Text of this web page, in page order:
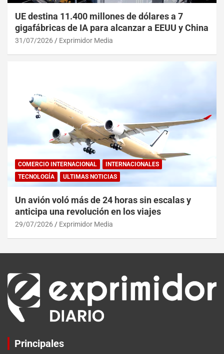
UE destina 11.400 millones de dólares a 7
gigafábricas de IA para alcanzar a EEUU y China
31/07/2026 Exprimidor Media
COMERCIO INTERNACIONAL
INTERNACIONALES
TECNOLOGÍA
ULTIMAS NOTICIAS
Un avión voló más de 24 horas sin escalas y
anticipa una revolución en los viajes
29/07/2026 Exprimidor Media
Principales